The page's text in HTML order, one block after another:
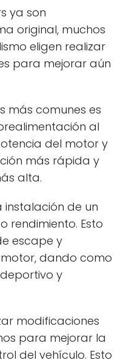
ya son
original, muchos
eligen realizar
para mejorar aún
más comunes es
al
del motor y
más rápida y
alta.
de un
rendimiento. Esto
escape y
dando como
y
modificaciones
para mejorar la
del vehículo. Esto